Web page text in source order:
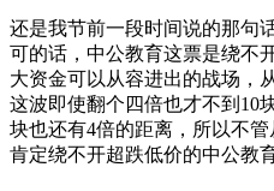
还是我节前一段时间说的那句
可的话，中公教育这票是绕不
大资金可以从容进出的战场，
这波即使翻个四倍也才不到10
块也还有4倍的距离，所以不
肯定绕不开超跌低价的中公教育